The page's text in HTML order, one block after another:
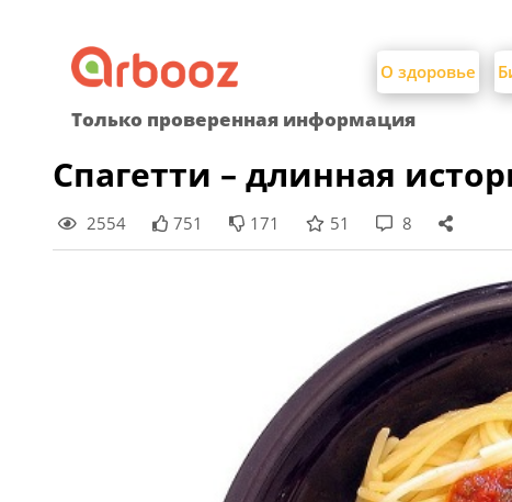
content
О здоровье
Только проверенная информация
Спагетти – длинная
2554 751 171 51 8